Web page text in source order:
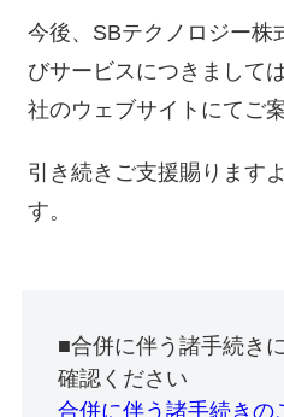
今後、SBテクノロジー株
びサービスにつきまして
社のウェブサイトにてご
引き続きご支援賜ります
す。
■合併に伴う諸手続き
確認ください
合併に伴う諸手続きの